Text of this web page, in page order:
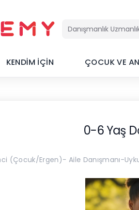
KENDİM İÇİN ÇOCUK VE
0-6 Yaş
(Çocuk/Ergen)- Aile Danışmanı-